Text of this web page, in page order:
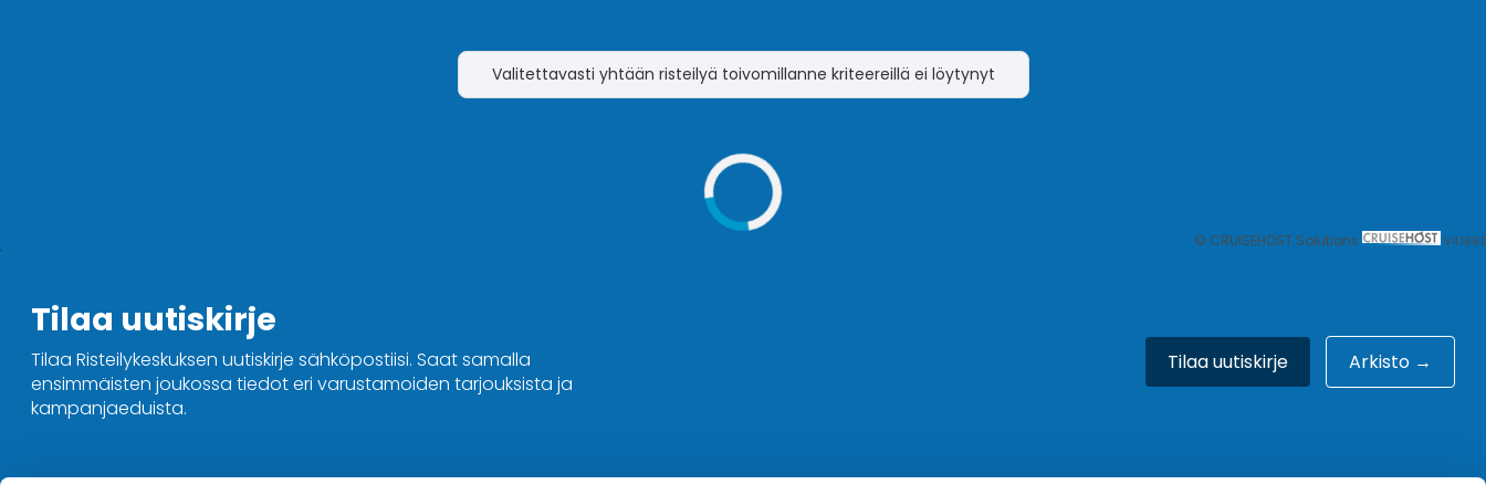
Valitettavasti yhtään risteilyä toivomillanne kriteereillä ei löytynyt
© CRUISEHOST Solutions V4.1663
Tilaa uutiskirje
Tilaa Risteilykeskuksen uutiskirje sähköpostiisi. Saat samalla
ensimmäisten joukossa tiedot eri varustamoiden tarjouksista ja
kampanjaeduista.
Tilaa uutiskirje Arkisto →
Ota yhteyttä Hyvä tietää Meistä